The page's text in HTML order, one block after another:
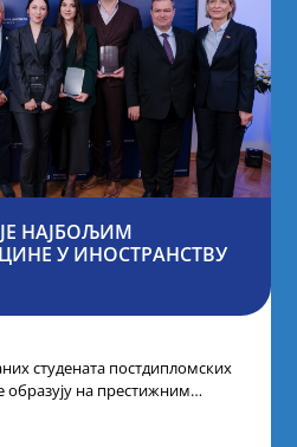
НАЈБОЉИМ
У ИНОСТРАНСТВУ
студената постдипломских
образују на престижним